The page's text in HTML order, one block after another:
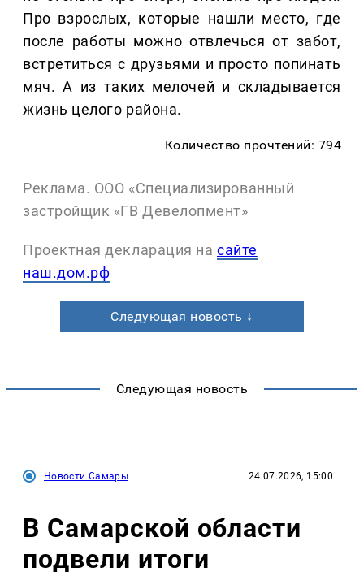
Про взрослых, которые нашли место, где
после работы можно отвлечься от забот,
встретиться с друзьями и просто попинать
мяч. А из таких мелочей и складывается
жизнь целого района.
Количество прочтений: 794
Реклама. ООО «Специализированный
застройщик «ГВ Девелопмент»
Проектная декларация на сайте
наш.дом.рф
Следующая новость ↓
Следующая новость
Новости Самары 24.07.2026, 15:00
В Самарской области
подвели итоги